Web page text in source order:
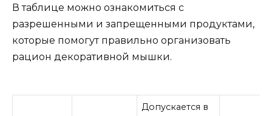
В таблице можно ознакомиться с
разрешенными и запрещенными продуктами,
которые помогут правильно организовать
рацион декоративной мышки.
Допускается в